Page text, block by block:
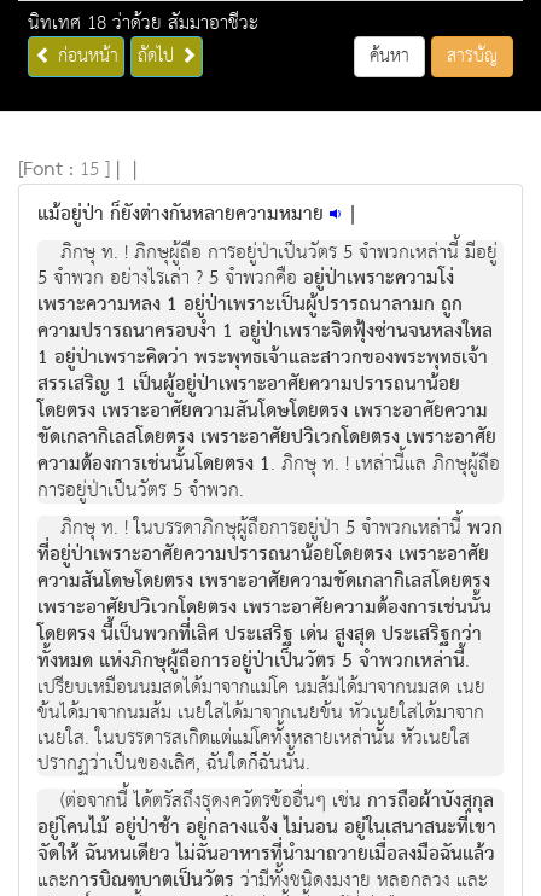
นิทเทศ 18 ว่าด้วย สัมมาอาชีวะ
ก่อนหน้า ถัดไป ค้นหา สารบัญ
[Font : 15 ] | |
แม้อยู่ป่า ก็ยังต่างกันหลายความหมาย |
ภิกษุ ท. ! ภิกษุผู้ถือ การอยู่ป่าเป็นวัตร 5 จำพวกเหล่านี้ มีอยู่
5 จำพวก อย่างไรเล่า ? 5 จำพวกคือ อยู่ป่าเพราะความโง่
เพราะความหลง 1 อยู่ป่าเพราะเป็นผู้ปรารถนาลามก ถูก
ความปรารถนาครอบงำ 1 อยู่ป่าเพราะจิตฟุ้งซ่านจนหลงใหล
1 อยู่ป่าเพราะคิดว่า พระพุทธเจ้าและสาวกของพระพุทธเจ้า
สรรเสริญ 1 เป็นผู้อยู่ป่าเพราะอาศัยความปรารถนาน้อย
โดยตรง เพราะอาศัยความสันโดษโดยตรง เพราะอาศัยความ
ขัดเกลากิเลสโดยตรง เพราะอาศัยปวิเวกโดยตรง เพราะอาศัย
ความต้องการเช่นนั้นโดยตรง 1. ภิกษุ ท. ! เหล่านี้แล ภิกษุผู้ถือ
การอยู่ป่าเป็นวัตร 5 จำพวก.
ภิกษุ ท. ! ในบรรดาภิกษุผู้ถือการอยู่ป่า 5 จำพวกเหล่านี้พวก
ที่อยู่ป่าเพราะอาศัยความปรารถนาน้อยโดยตรง เพราะอาศัย
ความสันโดษโดยตรง เพราะอาศัยความขัดเกลากิเลสโดยตรง
เพราะอาศัยปวิเวกโดยตรง เพราะอาศัยความต้องการเช่นนั้น
โดยตรง นี้เป็นพวกที่เลิศ ประเสริฐ เด่น สูงสุด ประเสริฐกว่า
ทั้งหมด แห่งภิกษุผู้ถือการอยู่ป่าเป็นวัตร 5 จำพวกเหล่านี้.
เปรียบเหมือนนมสดได้มาจากแม่โค นมส้มได้มาจากนมสด เนย
ข้นได้มาจากนมส้ม เนยใสได้มาจากเนยข้น หัวเนยใสได้มาจาก
เนยใส. ในบรรดารสเกิดแต่แม่โคทั้งหลายเหล่านั้น หัวเนยใส
ปรากฏว่าเป็นของเลิศ, ฉันใดก็ฉันนั้น.
(ต่อจากนี้ ได้ตรัสถึงธุดงควัตรข้ออื่นๆ เช่นการถือผ้าบังสุกุล
อยู่โคนไม้ อยู่ป่าช้า อยู่กลางแจ้ง ไม่นอน อยู่ในเสนาสนะที่เขา
จัดให้ ฉันหนเดียว ไม่ฉันอาหารที่นำมาถวายเมื่อลงมือฉันแล้ว
และการบิณฑบาตเป็นวัตร ว่ามีทั้งชนิดงมงาย หลอกลวง และ